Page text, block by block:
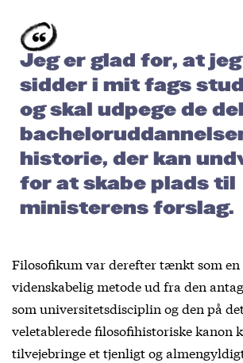
Jeg er glad for, at
sidder i mit fags
og skal udpege de
historie, der kan
for at skabe plads til
ministerens forslag.
Filosofikum var derefter tænkt som
videnskabelig metode ud fra den
som universitetsdisciplin og den på
veletablerede filosofihistoriske kanon
tilvejebringe et tjenligt og